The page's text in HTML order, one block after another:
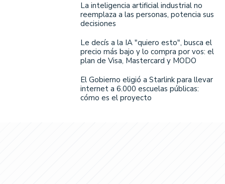
La inteligencia artificial industrial no
reemplaza a las personas, potencia sus
decisiones
Le decís a la IA "quiero esto", busca el
precio más bajo y lo compra por vos: el
plan de Visa, Mastercard y MODO
El Gobierno eligió a Starlink para llevar
internet a 6.000 escuelas públicas:
cómo es el proyecto